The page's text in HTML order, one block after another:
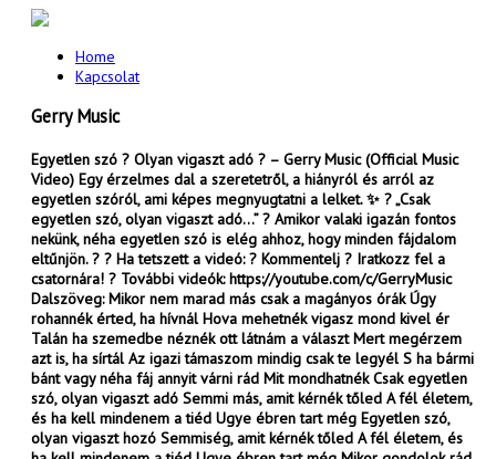
Home
Kapcsolat
Gerry Music
Egyetlen szó ? Olyan vigaszt adó ? – Gerry Music (Official Music
Video) Egy érzelmes dal a szeretetről, a hiányról és arról az
egyetlen szóról, ami képes megnyugtatni a lelket. ✨ ? „Csak
egyetlen szó, olyan vigaszt adó…” ? Amikor valaki igazán fontos
nekünk, néha egyetlen szó is elég ahhoz, hogy minden fájdalom
eltűnjön. ? ? Ha tetszett a videó: ? Kommentelj ? Iratkozz fel a
csatornára! ? További videók: https://youtube.com/c/GerryMusic
Dalszöveg: Mikor nem marad más csak a magányos órák Úgy
rohannék érted, ha hívnál Hova mehetnék vigasz mond kivel ér
Talán ha szemedbe néznék ott látnám a választ Mert megérzem
azt is, ha sírtál Az igazi támaszom mindig csak te legyél S ha bármi
bánt vagy néha fáj annyit várni rád Mit mondhatnék Csak egyetlen
szó, olyan vigaszt adó Semmi más, amit kérnék tőled A fél életem,
és ha kell mindenem a tiéd Ugye ébren tart még Egyetlen szó,
olyan vigaszt hozó Semmiség, amit kérnék tőled A fél életem, és